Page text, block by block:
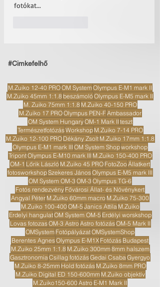
fotókat...
#Cimkefelhő
M.Zuiko 12-40 PROOM SystemOlympus E-M1 mark II
M.Zuiko 45mm 1:1.8 beszámolóOlympus E-M5 mark II
M. Zuiko 75mm 1:1.8 M.Zuiko 40-150 PRO
M.Zuiko 17 PROOlympus PEN-FAmbassador
OM System HungaryOM-1 Mark II teszt
TermészetfotózásWorkshop M.Zuiko 7-14 PRO
M.Zuiko 12-100 PRO Dékány Zsolt M.Zuiko 17mm 1:1.8
Olympus E-M1 mark III OM System Shopworkshop
TripontOlympus E-M10 mark III M.Zuiko 150-400 PRO
OM-1 Lőrik László M.Zuiko 45 PRO FotoZooÁllatkert
fotosworkshopSzekeres JánosOlympus E-M5 mark III
OM System OM-3 OM-3 Olympus TG-6
Fotós rendezvény Fővárosi Állat- és Növénykert
Angyal Péter M.Zuiko 60mm macro M.Zuiko 75-300
M.Zuiko 100-400OM-5 Janics Attila M.Zuiko
Erdelyi hangulatOM System OM-5 Erdélyi worskshop
Lovas fotozasOM-3 AstroAstro fotózásOM-5 Mark II
OMSystem FotópályázatOMSystemShop
Berentes AgnesOlympus E-M1X Fotózás Budapest
M.Zuiko 25mm 1:1.8 M.Zuiko 300mm8mm halszem
Gasztronomia Csillag fotózásGedai Csaba Gyergyo
M.Zuiko 8-25mm Hold fotózás M.Zuiko 8mm PRO
M.Zuiko Digital ED 150-600mm M.Zuiko objektív
M.Zuiko150-600Astro E-M1 Mark II